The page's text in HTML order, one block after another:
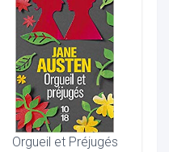
Orgueil et Préjugés